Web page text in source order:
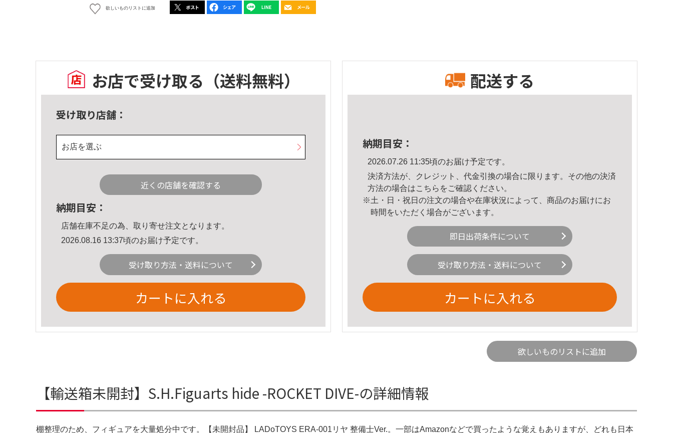
欲しいものリストに追加
お店で受け取る （送料無料）
受け取り店舗：
お店を選ぶ
近くの店舗を確認する
納期目安：
店舗在庫不足の為、取り寄せ注文となります。
2026.08.16 13:37頃のお届け予定です。
受け取り方法・送料について
カートに入れる
配送する
納期目安：
2026.07.26 11:35頃のお届け予定です。
決済方法が、クレジット、代金引換の場合に限ります。その他の決済
方法の場合はこちら をご確認ください。
※土・日・祝日の注文の場合や在庫状況によって、商品のお届けにお
時間をいただく場合がございます。
即日出荷条件について
受け取り方法・送料について
カートに入れる
欲しいものリストに追加
【輸送箱未開封】S.H.Figuarts hide -ROCKET DIVE-の詳細情報
棚整理のため、フィギュアを大量処分中です。【未開封品】 LADoTOYS ERA-001リヤ 整備士Ver.。一部はAmazonなどで買ったような覚えもありますが、どれも日本